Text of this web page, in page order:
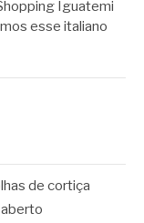
Iguatemi
esse italiano
de cortiça